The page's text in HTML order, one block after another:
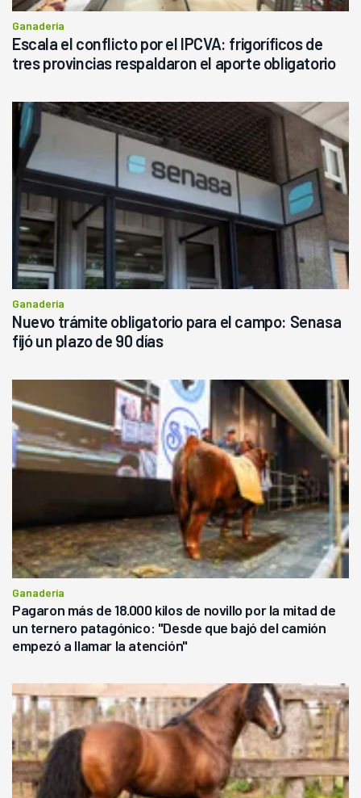
Ganadería
Escala el conflicto por el IPCVA: frigoríficos de
tres provincias respaldaron el aporte obligatorio
Ganadería
Nuevo trámite obligatorio para el campo: Senasa
fijó un plazo de 90 días
Ganadería
Pagaron más de 18.000 kilos de novillo por la mitad de
un ternero patagónico: "Desde que bajó del camión
empezó a llamar la atención"